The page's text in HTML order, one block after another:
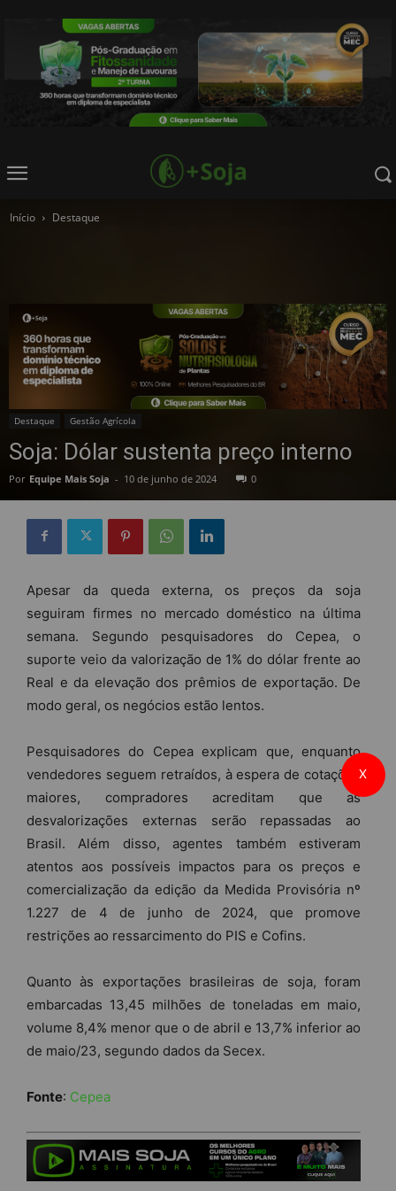
Início Destaque
Destaque Gestão Agrícola
Soja: Dólar sustenta preço interno
Por Equipe Mais Soja - 10 de junho de 2024 0
Apesar da queda externa, os preços da soja
seguiram firmes no mercado doméstico na última
semana. Segundo pesquisadores do Cepea, o
suporte veio da valorização de 1% do dólar frente ao
Real e da elevação dos prêmios de exportação. De
modo geral, os negócios estão lentos.
Pesquisadores do Cepea explicam que, enquanto
vendedores seguem retraídos, à espera de cotações
maiores, compradores acreditam que as
desvalorizações externas serão repassadas ao
Brasil. Além disso, agentes também estiveram
atentos aos possíveis impactos para os preços e
comercialização da edição da Medida Provisória nº
1.227 de 4 de junho de 2024, que promove
restrições ao ressarcimento do PIS e Cofins.
Quanto às exportações brasileiras de soja, foram
embarcadas 13,45 milhões de toneladas em maio,
volume 8,4% menor que o de abril e 13,7% inferior ao
de maio/23, segundo dados da Secex.
Fonte: Cepea
X